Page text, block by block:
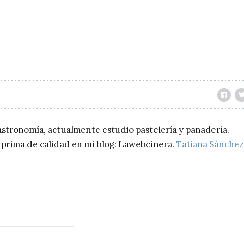
actualmente estudio pastelería y panadería.
de calidad en mi blog: Lawebcinera. Tatiana Sánchez